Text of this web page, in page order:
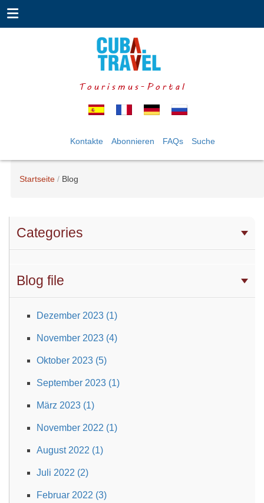
Tourismus-Portal
Kontakte Abonnieren FAQs Suche
Startseite Blog
Categories
Blog file
Dezember 2023 (1)
November 2023 (4)
Oktober 2023 (5)
September 2023 (1)
März 2023 (1)
November 2022 (1)
August 2022 (1)
Juli 2022 (2)
Februar 2022 (3)